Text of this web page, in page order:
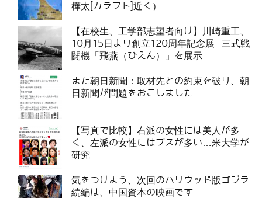
樺太[カラフト]近く）
【在校生、工学部志望者向け】川崎重工、
10月15日より創立120周年記念展 三式戦
闘機「飛燕（ひえん）」を展示
また朝日新聞：取材先との約束を破り、朝
日新聞が問題をおこしました
【写真で比較】右派の女性には美人が多
く、左派の女性にはブスが多い…米大学が
研究
気をつけよう、次回のハリウッド版ゴジラ
続編は、中国資本の映画です